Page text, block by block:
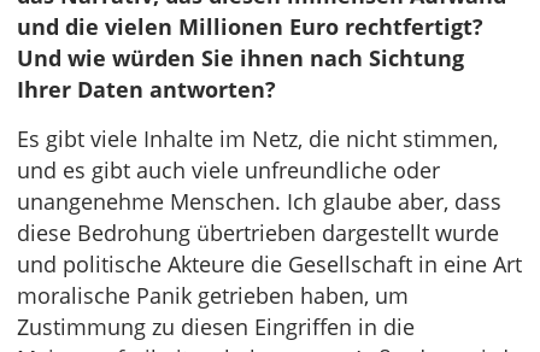
und die vielen Millionen Euro rechtfertigt?
Und wie würden Sie ihnen nach Sichtung
Ihrer Daten antworten?
Es gibt viele Inhalte im Netz, die nicht stimmen,
und es gibt auch viele unfreundliche oder
unangenehme Menschen. Ich glaube aber, dass
diese Bedrohung übertrieben dargestellt wurde
und politische Akteure die Gesellschaft in eine Art
moralische Panik getrieben haben, um
Zustimmung zu diesen Eingriffen in die